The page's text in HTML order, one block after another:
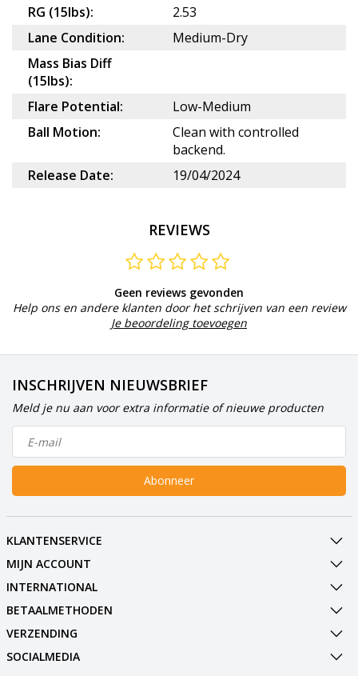
RG (15lbs):
2.53
Lane Condition:
Medium-Dry
Mass Bias Diff
(15lbs):
Flare Potential:
Low-Medium
Ball Motion:
Clean with controlled
backend.
Release Date:
19/04/2024
REVIEWS
Geen reviews gevonden
Help ons en andere klanten door het schrijven van een review
Je beoordeling toevoegen
INSCHRIJVEN NIEUWSBRIEF
Meld je nu aan voor extra informatie of nieuwe producten
Abonneer
KLANTENSERVICE
MIJN ACCOUNT
INTERNATIONAL
BETAALMETHODEN
VERZENDING
SOCIALMEDIA